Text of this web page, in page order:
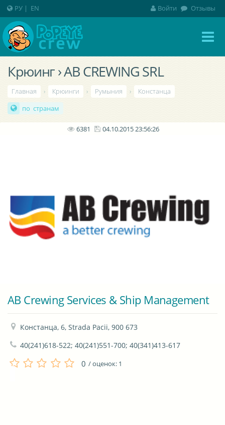
Крюинг › AB CREWING SRL
Главная › Крюинги › Румыния ›
Констанца
по странам
6381 04.10.2015 23:56:26
AB Crewing Services & Ship Management
Констанца, 6, Strada Pacii, 900 673
40(241)618-522; 40(241)551-700; 40(341)413-617
0 / оценок: 1
РУ | EN Войти Отзывы